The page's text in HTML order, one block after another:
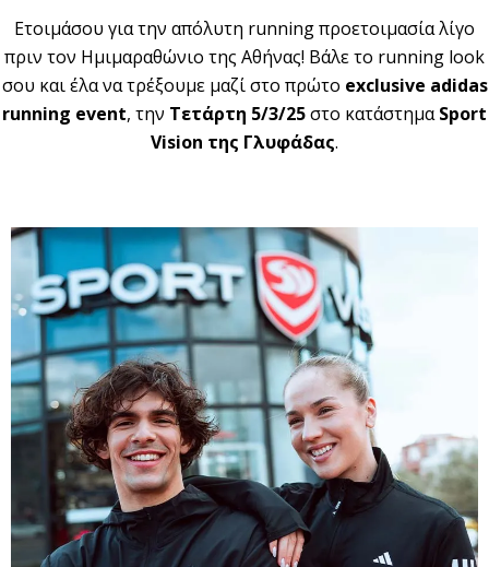
Ετοιμάσου για την απόλυτη running προετοιμασία λίγο
πριν τον Ημιμαραθώνιο της Αθήνας! Βάλε το running look
σου και έλα να τρέξουμε μαζί στο πρώτο exclusive adidas
running event, την Τετάρτη 5/3/25στο κατάστημαSport
Vision της Γλυφάδας.